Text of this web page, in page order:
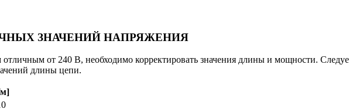
ЗНАЧЕНИЙ НАПРЯЖЕНИЯ
от 240 В, необходимо корректировать значения длины и мощности.
длины цепи.